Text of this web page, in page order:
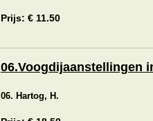
Prijs: € 11.50
06.Voogdijaanstellingen
06. Hartog, H.